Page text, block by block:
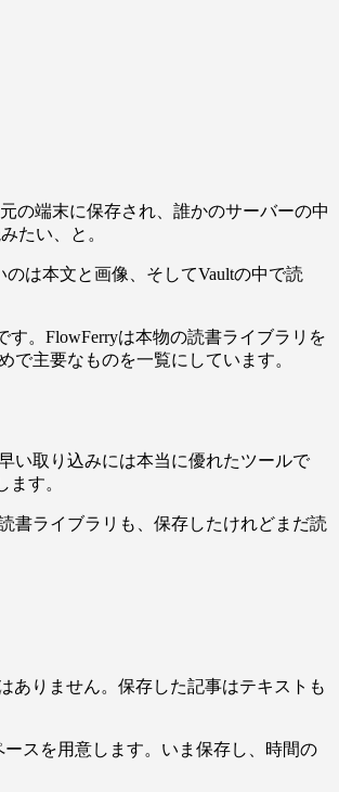
の端末に保存され、誰かのサーバーの中
たい、と。
は本文と画像、そしてVaultの中で読
。FlowFerryは本物の読書ライブラリを
で主要なものを一覧にしています。
い取り込みには本当に優れたツールで
す。
書ライブラリも、保存したけれどまだ読
ありません。保存した記事はテキストも
スを用意します。いま保存し、時間の